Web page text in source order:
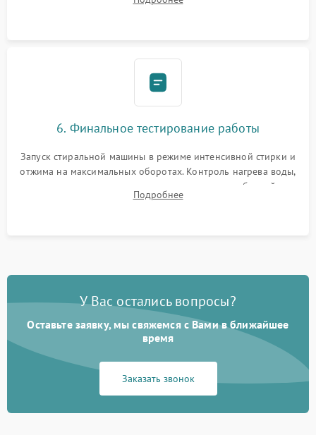
герметиком для предотвращения возможных протечек воды.
6. Финальное тестирование работы
Запуск стиральной машины в режиме интенсивной стирки и
отжима на максимальных оборотах. Контроль нагрева воды,
корректности слива, отсутствия излишних вибраций,
посторонних стуков и протечек под корпусом.
Подробнее
У Вас остались вопросы?
Оставьте заявку, мы свяжемся с Вами в ближайшее
время
Заказать звонок